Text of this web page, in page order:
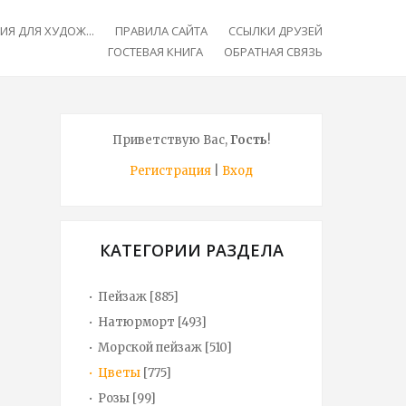
ДЛЯ ХУДОЖ... ПРАВИЛА САЙТА
ССЫЛКИ ДРУЗЕЙ
ГОСТЕВАЯ КНИГА
ОБРАТНАЯ СВЯЗЬ
Приветствую Вас,Гость!
Регистрация
Вход
КАТЕГОРИИ РАЗДЕЛА
Пейзаж [885]
Натюрморт [493]
Морской пейзаж [510]
Цветы [775]
Розы [99]